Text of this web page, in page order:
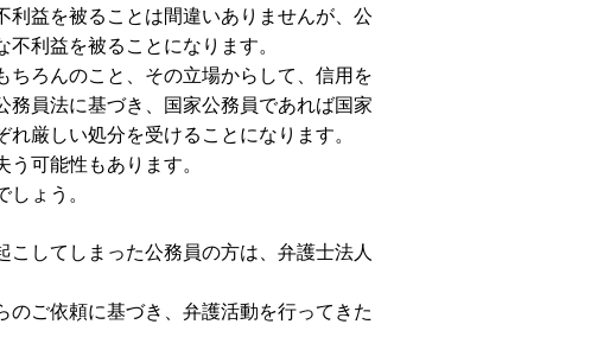
益を被ることは間違いありませんが、公
利益を被ることになります。
ろんのこと、その立場からして、信用を
員法に基づき、国家公務員であれば国家
厳しい処分を受けることになります。
可能性もあります。
ょう。
してしまった公務員の方は、弁護士法人
ご依頼に基づき、弁護活動を行ってきた